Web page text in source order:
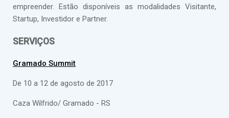
empreender. Estão disponíveis as modalidades Visitante,
Startup, Investidor e Partner.
SERVIÇOS
Gramado Summit
De 10 a 12 de agosto de 2017
Caza Wilfrido/ Gramado - RS